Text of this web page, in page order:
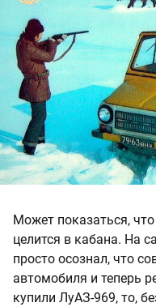
Может показаться,
целится в кабана. На
просто осознал, что
автомобиля и теперь
купили ЛуАЗ-969, то,